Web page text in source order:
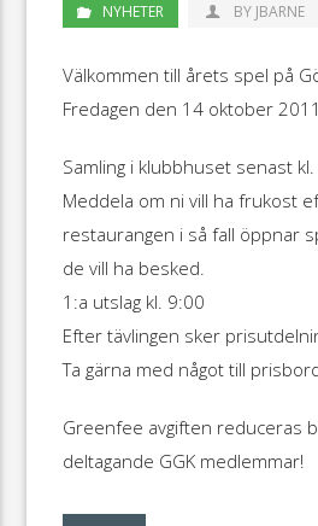
NYHETER BY JBARNE
Välkommen till årets spel på
Fredagen den 14 oktober 2011
Samling i klubbhuset senast
Meddela om ni vill ha frukost
restaurangen i så fall öppnar
de vill ha besked.
1:a utslag kl. 9:00
Efter tävlingen sker
Ta gärna med något till
Greenfee avgiften reduceras
deltagande GGK medlemmar!